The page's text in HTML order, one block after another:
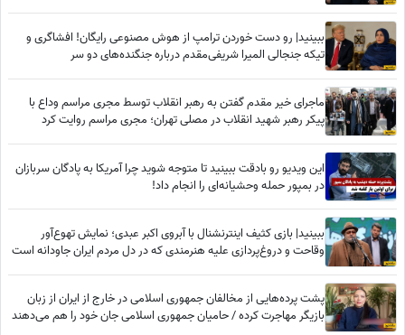
ببینید| رو دست خوردن ترامپ از هوش مصنوعی رایگان! افشاگری و
تیکه جنجالی المیرا شریفی‌مقدم درباره جنگنده‌های دو سر
ماجرای خیر مقدم گفتن به رهبر انقلاب توسط مجری مراسم وداع با
پیکر رهبر شهید انقلاب در مصلی تهران؛ مجری مراسم روایت کرد
این ویدیو رو بادقت ببینید تا متوجه شوید چرا آمریکا به پادگان سربازان
در بمپور حمله وحشیانه‌ای را انجام داد!
ببینید| بازی کثیف اینترنشنال با آبروی اکبر عبدی؛ نمایش تهوع‌آور
وقاحت و دروغ‌پردازی علیه هنرمندی که در دل مردم ایران جاودانه است
پشت پرده‌هایی از مخالفان جمهوری اسلامی در خارج از ایران از زبان
بازیگر مهاجرت کرده / حامیان جمهوری اسلامی جان خود را هم می‌دهند